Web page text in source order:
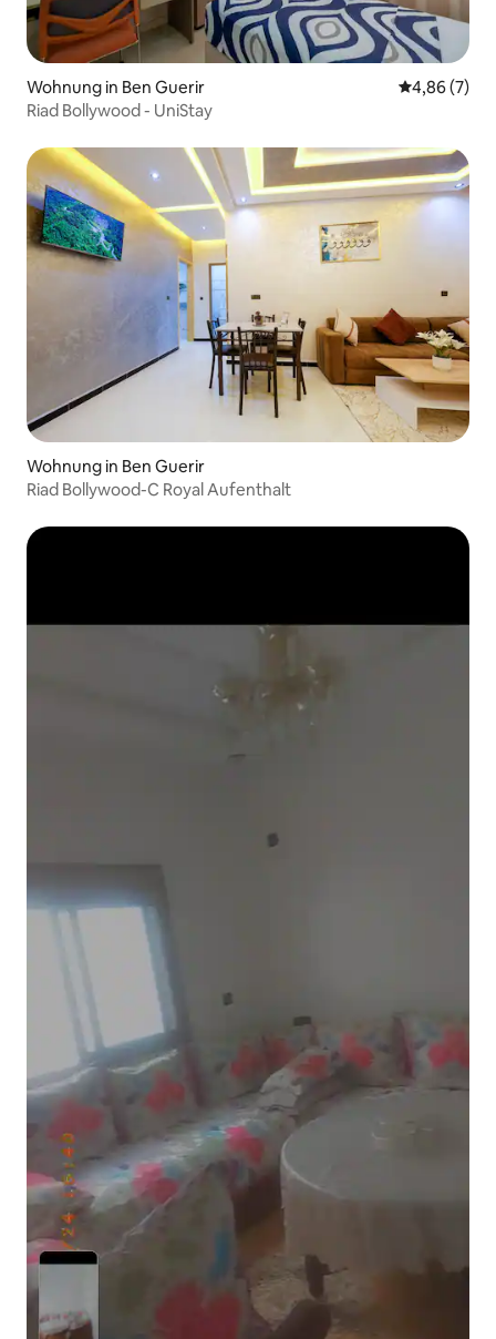
Wohnung in Ben Guerir
4,86 (7)
Riad Bollywood - UniStay
Wohnung in Ben Guerir
‎Riad Bollywood-C Royal Aufenthalt